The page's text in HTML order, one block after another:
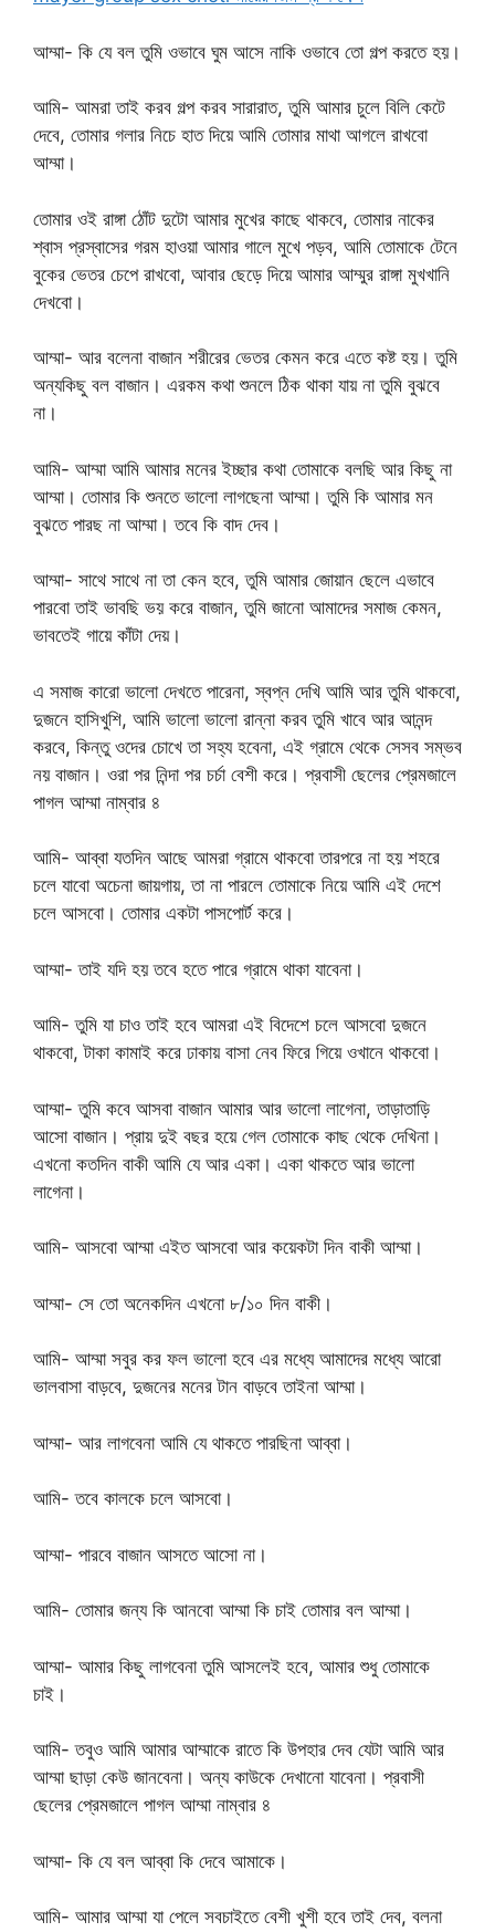
আম্মা- কি যে বল তুমি ওভাবে ঘুম আসে নাকি ওভাবে তো গল্প করতে হয়।
আমি- আমরা তাই করব গল্প করব সারারাত, তুমি আমার চুলে বিলি কেটে
দেবে, তোমার গলার নিচে হাত দিয়ে আমি তোমার মাথা আগলে রাখবো
আম্মা।
তোমার ওই রাঙ্গা ঠোঁট দুটো আমার মুখের কাছে থাকবে, তোমার নাকের
শ্বাস প্রস্বাসের গরম হাওয়া আমার গালে মুখে পড়ব, আমি তোমাকে টেনে
বুকের ভেতর চেপে রাখবো, আবার ছেড়ে দিয়ে আমার আম্মুর রাঙ্গা মুখখানি
দেখবো।
আম্মা- আর বলেনা বাজান শরীরের ভেতর কেমন করে এতে কষ্ট হয়। তুমি
অন্যকিছু বল বাজান। এরকম কথা শুনলে ঠিক থাকা যায় না তুমি বুঝবে
না।
আমি- আম্মা আমি আমার মনের ইচ্ছার কথা তোমাকে বলছি আর কিছু না
আম্মা। তোমার কি শুনতে ভালো লাগছেনা আম্মা। তুমি কি আমার মন
বুঝতে পারছ না আম্মা। তবে কি বাদ দেব।
আম্মা- সাথে সাথে না তা কেন হবে, তুমি আমার জোয়ান ছেলে এভাবে
পারবো তাই ভাবছি ভয় করে বাজান, তুমি জানো আমাদের সমাজ কেমন,
ভাবতেই গায়ে কাঁটা দেয়।
এ সমাজ কারো ভালো দেখতে পারেনা, স্বপ্ন দেখি আমি আর তুমি থাকবো,
দুজনে হাসিখুশি, আমি ভালো ভালো রান্না করব তুমি খাবে আর আনন্দ
করবে, কিন্তু ওদের চোখে তা সহ্য হবেনা, এই গ্রামে থেকে সেসব সম্ভব
নয় বাজান। ওরা পর নিন্দা পর চর্চা বেশী করে। প্রবাসী ছেলের প্রেমজালে
পাগল আম্মা নাম্বার ৪
আমি- আব্বা যতদিন আছে আমরা গ্রামে থাকবো তারপরে না হয় শহরে
চলে যাবো অচেনা জায়গায়, তা না পারলে তোমাকে নিয়ে আমি এই দেশে
চলে আসবো। তোমার একটা পাসপোর্ট করে।
আম্মা- তাই যদি হয় তবে হতে পারে গ্রামে থাকা যাবেনা।
আমি- তুমি যা চাও তাই হবে আমরা এই বিদেশে চলে আসবো দুজনে
থাকবো, টাকা কামাই করে ঢাকায় বাসা নেব ফিরে গিয়ে ওখানে থাকবো।
আম্মা- তুমি কবে আসবা বাজান আমার আর ভালো লাগেনা, তাড়াতাড়ি
আসো বাজান। প্রায় দুই বছর হয়ে গেল তোমাকে কাছ থেকে দেখিনা।
এখনো কতদিন বাকী আমি যে আর একা। একা থাকতে আর ভালো
লাগেনা।
আমি- আসবো আম্মা এইত আসবো আর কয়েকটা দিন বাকী আম্মা।
আম্মা- সে তো অনেকদিন এখনো ৮/১০ দিন বাকী।
আমি- আম্মা সবুর কর ফল ভালো হবে এর মধ্যে আমাদের মধ্যে আরো
ভালবাসা বাড়বে, দুজনের মনের টান বাড়বে তাইনা আম্মা।
আম্মা- আর লাগবেনা আমি যে থাকতে পারছিনা আব্বা।
আমি- তবে কালকে চলে আসবো।
আম্মা- পারবে বাজান আসতে আসো না।
আমি- তোমার জন্য কি আনবো আম্মা কি চাই তোমার বল আম্মা।
আম্মা- আমার কিছু লাগবেনা তুমি আসলেই হবে, আমার শুধু তোমাকে
চাই।
আমি- তবুও আমি আমার আম্মাকে রাতে কি উপহার দেব যেটা আমি আর
আম্মা ছাড়া কেউ জানবেনা। অন্য কাউকে দেখানো যাবেনা। প্রবাসী
ছেলের প্রেমজালে পাগল আম্মা নাম্বার ৪
আম্মা- কি যে বল আব্বা কি দেবে আমাকে।
আমি- আমার আম্মা যা পেলে সবচাইতে বেশী খুশী হবে তাই দেব, বলনা